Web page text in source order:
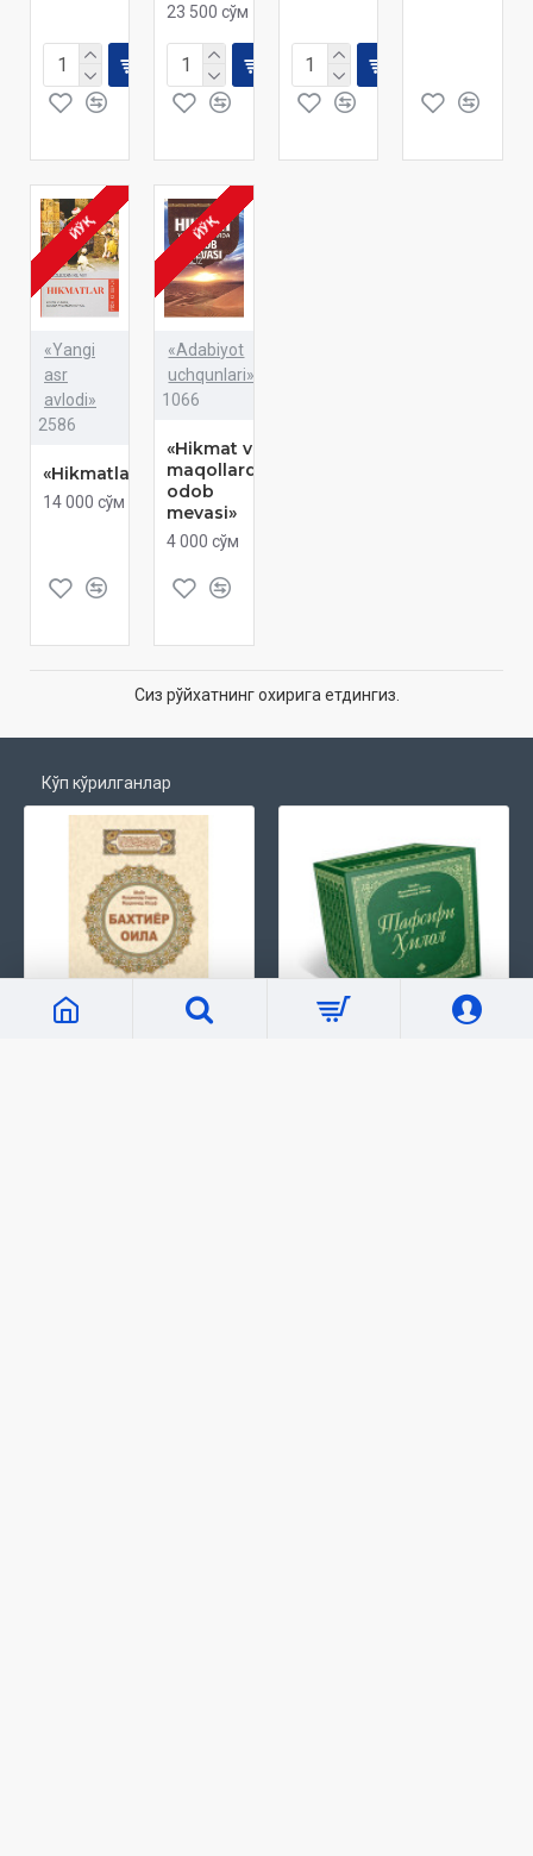
23 500 сўм
ЙЎҚ
«Yangi
asr
avlodi»
2586
«Hikmatlar»
14 000 сўм
ЙЎҚ
«Adabiyot
uchqunlari»
1066
«Hikmat va
maqollarda
odob
mevasi»
4 000 сўм
Сиз рўйхатнинг охирига етдингиз.
Кўп кўрилганлар